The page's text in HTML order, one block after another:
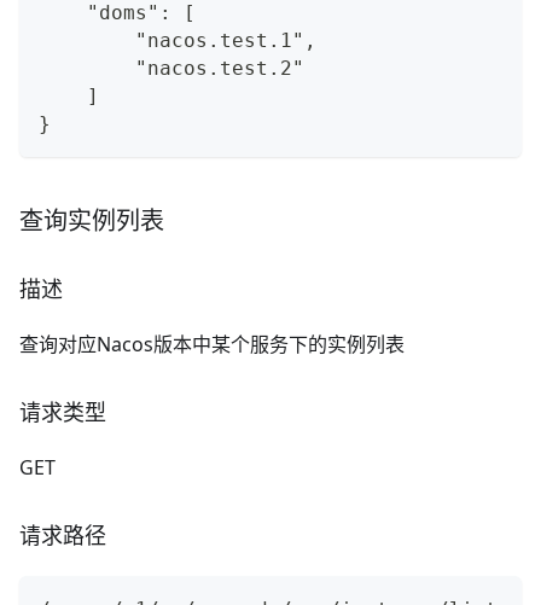
    "doms": [
        "nacos.test.1",
        "nacos.test.2"
    ]
}
查询实例列表
描述
查询对应Nacos版本中某个服务下的实例列表
请求类型
GET
请求路径